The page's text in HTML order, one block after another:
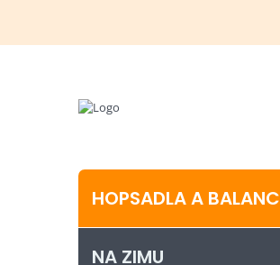
HOPSADLA A BALANC
NA ZIMU